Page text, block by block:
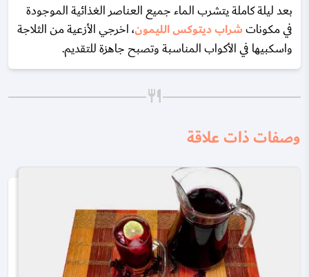
بعد ليلة كاملة يتشرب الماء جميع العناصر الغذائية الموجودة
في مكوناتشراب ديتوكس الليمون، اخرجي الأزعية من الثلاجة
واسكبيها في الأكواب المناسبة وتصبح جاهزة للتقديم.
وصفات ذات علاقة